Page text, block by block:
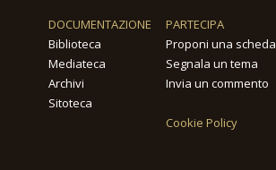
DOCUMENTAZIONE
Biblioteca
Mediateca
Archivi
Sitoteca
PARTECIPA
Proponi una scheda
Segnala un tema
Invia un commento
Cookie Policy